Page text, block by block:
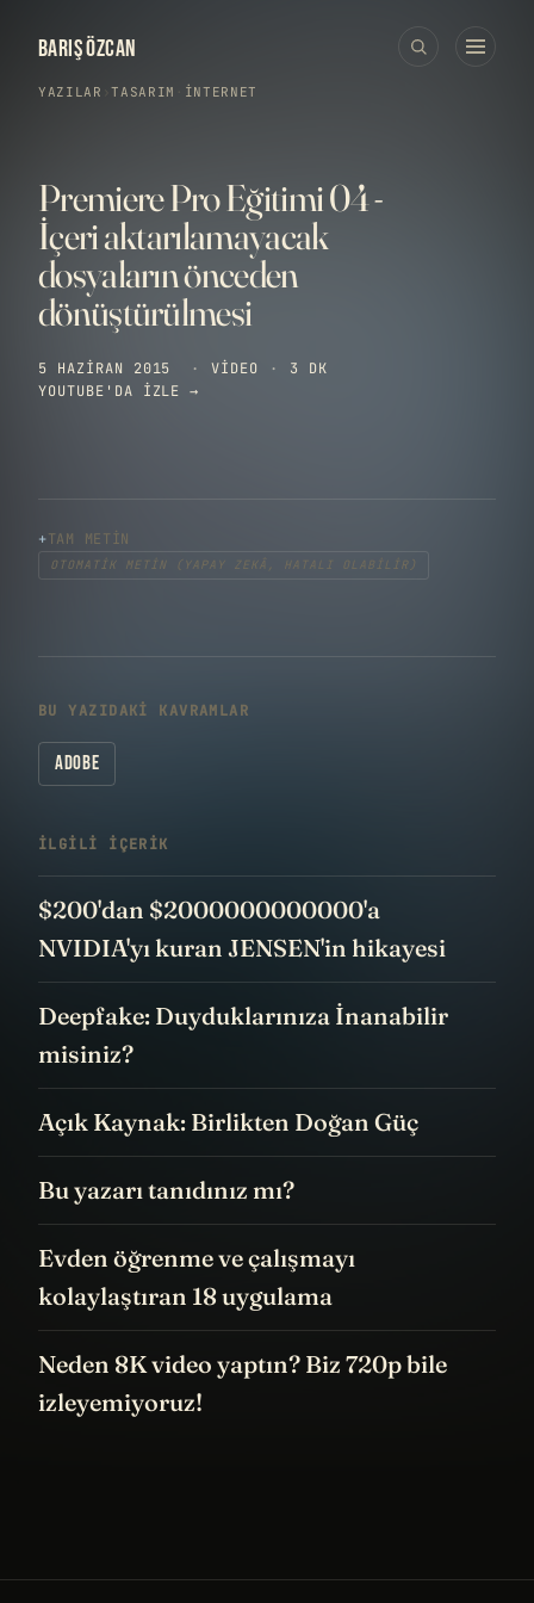
BARIŞ ÖZCAN
YAZILAR ›TASARIM İNTERNET
Premiere Pro Eğitimi 04 -
İçeri aktarılamayacak
dosyaların önceden
dönüştürülmesi
5 HAZIRAN 2015 · VIDEO ·
3 DK
YOUTUBE'DA IZLE →
TAM METIN
OTOMATIK METIN (YAPAY ZEKÂ, HATALI OLABILIR)
BU YAZIDAKI KAVRAMLAR
ADOBE
İLGILI IÇERIK
$200'dan $2000000000000'a
NVIDIA'yı kuran JENSEN'in hikayesi
Deepfake: Duyduklarınıza İnanabilir
misiniz?
Açık Kaynak: Birlikten Doğan Güç
Bu yazarı tanıdınız mı?
Evden öğrenme ve çalışmayı
kolaylaştıran 18 uygulama
Neden 8K video yaptın? Biz 720p bile
izleyemiyoruz!